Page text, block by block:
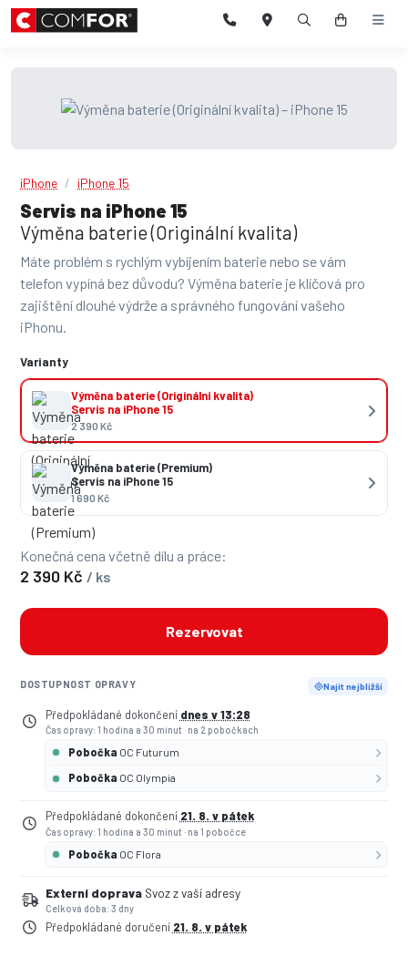
iPhone iPhone 15
Servis na iPhone 15
Výměna baterie (Originální kvalita)
Máte problém s rychlým vybíjením baterie nebo se vám
telefon vypíná bez důvodu? Výměna baterie je klíčová pro
zajištění dlouhé výdrže a správného fungování vašeho
iPhonu.
Varianty
Výměna baterie (Originální kvalita)
Servis na iPhone 15
2 390 Kč
Výměna baterie (Premium)
Servis na iPhone 15
1 690 Kč
Konečná cena včetně dílu a práce:
2 390 Kč / ks
Rezervovat
DOSTUPNOST OPRAVY Najít nejbližší
Předpokládané dokončení dnes v 13:28
Čas opravy: 1 hodina a 30 minut · na 2 pobočkách
Pobočka OC Futurum
Pobočka OC Olympia
Předpokládané dokončení 21. 8. v pátek
Čas opravy: 1 hodina a 30 minut · na 1 pobočce
Pobočka OC Flora
Externí doprava Svoz z vaší adresy
Celková doba: 3 dny
Předpokládané doručení 21. 8. v pátek